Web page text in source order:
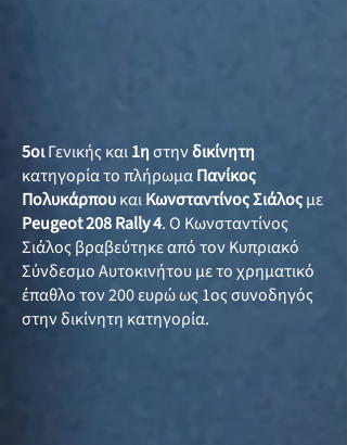
5οιΓενικής και1ηστηνδικίνητη
κατηγορία το πλήρωμαΠανίκος
ΠολυκάρπουκαιΚωνσταντίνος Σιάλοςμε
Peugeot 208 Rally 4. Ο Κωνσταντίνος
Σιάλος βραβεύτηκε από τον Κυπριακό
Σύνδεσμο Αυτοκινήτου με το χρηματικό
έπαθλο τον 200 ευρώ ως 1ος συνοδηγός
στην δικίνητη κατηγορία.